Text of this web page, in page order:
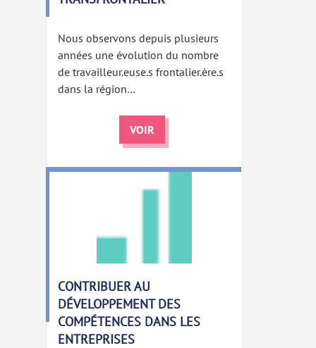
Nous observons depuis plusieurs
années une évolution du nombre
de travailleur.euse.s frontalier.ère.s
dans la région…
VOIR
CONTRIBUER AU
DÉVELOPPEMENT DES
COMPÉTENCES DANS LES
ENTREPRISES